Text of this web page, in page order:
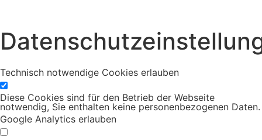
Technisch notwendige Cookies erlauben
Diese Cookies sind für den Betrieb der Webseite
notwendig, Sie enthalten keine personenbezogenen Daten.
Google Analytics erlauben